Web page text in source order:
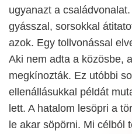
ugyanazt a
gyásszal, sorsokkal
azok. Egy tollvonással
Aki nem adta a közösbe,
megkínozták. Ez utóbbi
ellenállásukkal példát
lett. A hatalom lesöpri a
le akar söpörni. Mi célból